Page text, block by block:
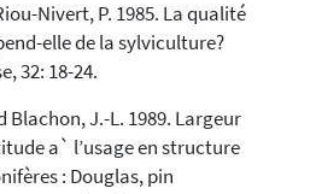
Nivert, P. 1985. La qualité
elle de la sylviculture?
32: 18-24.
Blachon, J.-L. 1989. Largeur
a` l’usage en structure
: Douglas, pin